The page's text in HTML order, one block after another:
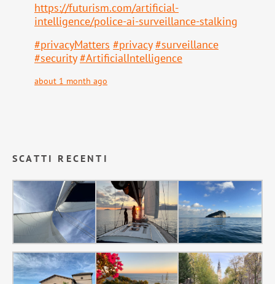
https://futurism.com/artificial-
intelligence/police-ai-surveillance-stalking
#privacyMatters #privacy #surveillance
#security #ArtificialIntelligence
about 1 month ago
SCATTI RECENTI